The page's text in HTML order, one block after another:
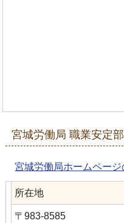
宮城労働局 職業安定
宮城労働局ホームペー
所在地
〒983-8585